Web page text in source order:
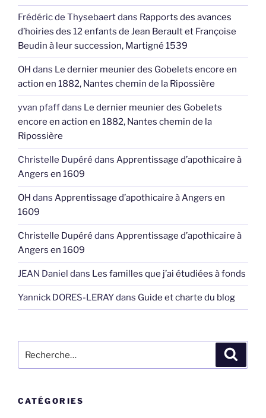
Frédéric de Thysebaertdans Rapports des avances
d’hoiries des 12 enfants de Jean Berault et Françoise
Beudin à leur succession, Martigné 1539
OH dans Le dernier meunier des Gobelets encore en
action en 1882, Nantes chemin de la Ripossière
yvan pfaffdans Le dernier meunier des Gobelets
encore en action en 1882, Nantes chemin de la
Ripossière
Christelle Dupéré dans Apprentissage d’apothicaire à
Angers en 1609
OH dans Apprentissage d’apothicaire à Angers en
1609
Christelle Dupéré dans Apprentissage d’apothicaire à
Angers en 1609
JEAN Daniel dans Les familles que j’ai étudiées à fonds
Yannick DORES-LERAYdans Guide et charte du blog
pour
CATÉGORIES